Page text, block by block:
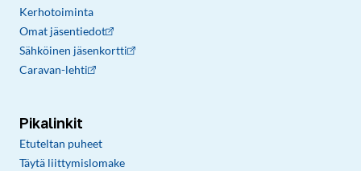
Kerhotoiminta
Omat jäsentiedot
Sähköinen jäsenkortti
Caravan-lehti
Pikalinkit
Etuteltan puheet
Täytä liittymislomake